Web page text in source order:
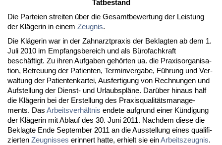
Tat­be­stand
Die Par­tei­en strei­ten über die Ge­samt­be­wer­tung der Leis­tung
der Kläge­rin in ei­nem Zeug­nis.
Die Kläge­rin war in der Zahn­arzt­pra­xis der Be­klag­ten ab dem 1.
Ju­li 2010 im Emp­fangs­be­reich und als Büro­f­ach­kraft
beschäftigt. Zu ih­ren Auf­ga­ben gehörten ua. die Pra­xis­or­ga­ni­sa­
ti­on, Be­treu­ung der Pa­ti­en­ten, Ter­min­ver­ga­be, Führung und Ver­
wal­tung der Pa­ti­en­ten­kar­tei, Aus­fer­ti­gung von Rech­nun­gen und
Auf­stel­lung der Dienst- und Ur­laubspläne. Darüber hin­aus half
die Kläge­rin bei der Er­stel­lung des Pra­xis­qua­litäts­ma­nage­
ments. Das Ar­beits­verhält­nis en­de­te auf­grund ei­ner Kündi­gung
der Kläge­rin mit Ab­lauf des 30. Ju­ni 2011. Nach­dem die­se die
Be­klag­te En­de Sep­tem­ber 2011 an die Aus­stel­lung ei­nes qua­li­fi­
zier­ten Zeug­nis­ses er­in­nert hat­te, er­hielt sie einAr­beits­zeug­nis.